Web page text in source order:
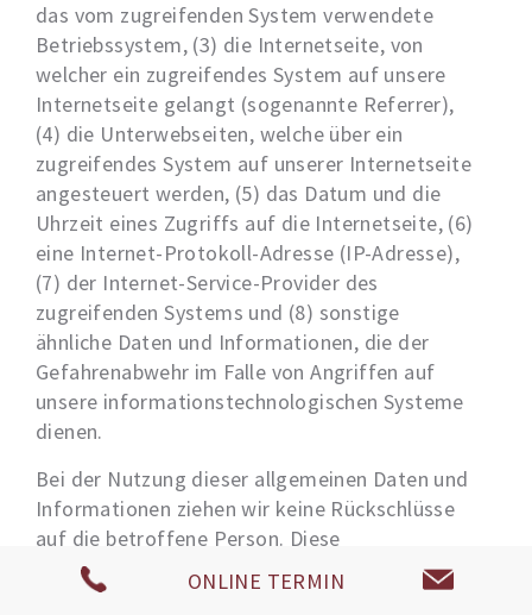
das vom zugreifenden System verwendete
Betriebssystem, (3) die Internetseite, von
welcher ein zugreifendes System auf unsere
Internetseite gelangt (sogenannte Referrer),
(4) die Unterwebseiten, welche über ein
zugreifendes System auf unserer Internetseite
angesteuert werden, (5) das Datum und die
Uhrzeit eines Zugriffs auf die Internetseite, (6)
eine Internet-Protokoll-Adresse (IP-Adresse),
(7) der Internet-Service-Provider des
zugreifenden Systems und (8) sonstige
ähnliche Daten und Informationen, die der
Gefahrenabwehr im Falle von Angriffen auf
unsere informationstechnologischen Systeme
dienen.
Bei der Nutzung dieser allgemeinen Daten und
Informationen ziehen wir keine Rückschlüsse
auf die betroffene Person. Diese
Informationen werden vielmehr benötigt, um
(1) die Inhalte unserer Internetseite korrekt
ONLINE TERMIN